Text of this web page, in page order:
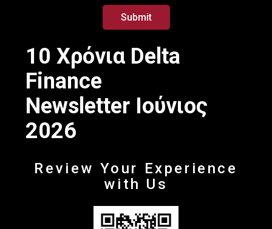
a
i
l
Submit
10 Χρόνια Delta
Finance
Newsletter Ιούνιος
2026
Review Your Experience
with Us